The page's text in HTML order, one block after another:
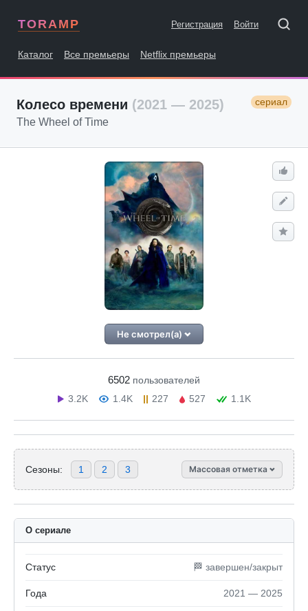
TORAMP Регистрация Войти
Каталог Все премьеры Netflix премьеры
Колесо времени (2021 — 2025) сериал
The Wheel of Time
Не смотрел(а)
6502 пользователей
3.2K
1.4K 227 527 1.1K
Сезоны: 1 2 3 Массовая отметка
О сериале
Статус 🏁 завершен/закрыт
Года 2021 — 2025